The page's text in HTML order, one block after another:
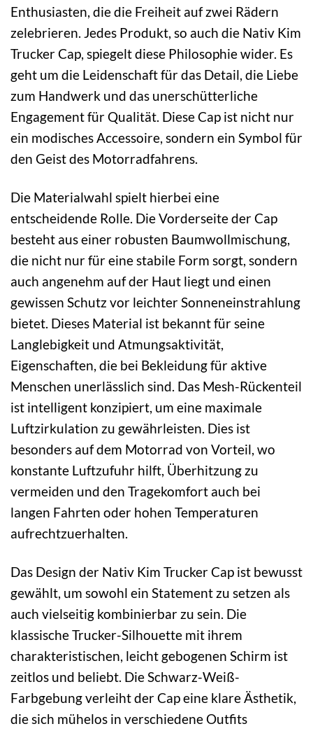
Enthusiasten, die die Freiheit auf zwei Rädern
zelebrieren. Jedes Produkt, so auch die Nativ Kim
Trucker Cap, spiegelt diese Philosophie wider. Es
geht um die Leidenschaft für das Detail, die Liebe
zum Handwerk und das unerschütterliche
Engagement für Qualität. Diese Cap ist nicht nur
ein modisches Accessoire, sondern ein Symbol für
den Geist des Motorradfahrens.
Die Materialwahl spielt hierbei eine
entscheidende Rolle. Die Vorderseite der Cap
besteht aus einer robusten Baumwollmischung,
die nicht nur für eine stabile Form sorgt, sondern
auch angenehm auf der Haut liegt und einen
gewissen Schutz vor leichter Sonneneinstrahlung
bietet. Dieses Material ist bekannt für seine
Langlebigkeit und Atmungsaktivität,
Eigenschaften, die bei Bekleidung für aktive
Menschen unerlässlich sind. Das Mesh-Rückenteil
ist intelligent konzipiert, um eine maximale
Luftzirkulation zu gewährleisten. Dies ist
besonders auf dem Motorrad von Vorteil, wo
konstante Luftzufuhr hilft, Überhitzung zu
vermeiden und den Tragekomfort auch bei
langen Fahrten oder hohen Temperaturen
aufrechtzuerhalten.
Das Design der Nativ Kim Trucker Cap ist bewusst
gewählt, um sowohl ein Statement zu setzen als
auch vielseitig kombinierbar zu sein. Die
klassische Trucker-Silhouette mit ihrem
charakteristischen, leicht gebogenen Schirm ist
zeitlos und beliebt. Die Schwarz-Weiß-
Farbgebung verleiht der Cap eine klare Ästhetik,
die sich mühelos in verschiedene Outfits